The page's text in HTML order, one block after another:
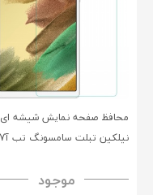
محافظ صفحه نمایش شیشه ای
H+ Anti-explosion Tempered
موجود